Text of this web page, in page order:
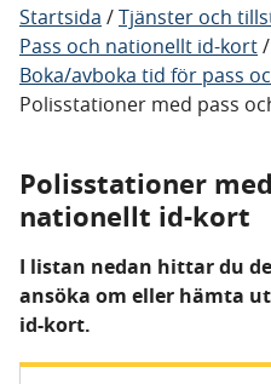
Startsida /Tjänster och
Pass och nationellt id-kort/
Boka/avboka tid för pass
Polisstationer med pass
Polisstationer
nationellt id-kort
I listan nedan hittar du
ansöka om eller hämta
id-kort.